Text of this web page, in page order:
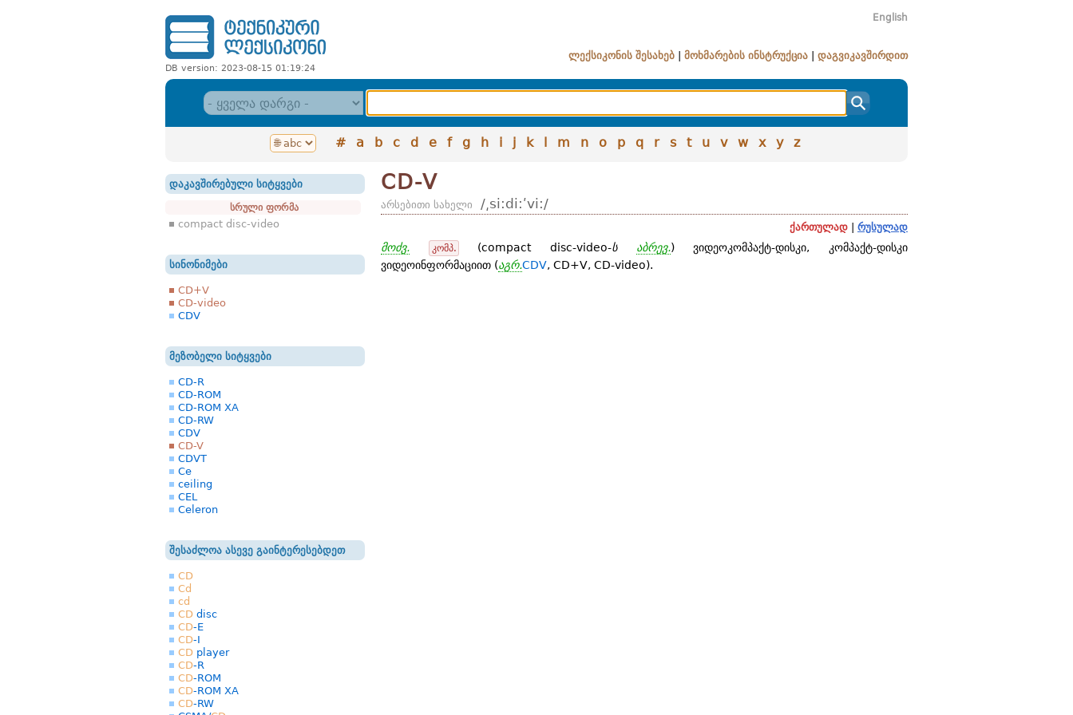
DB version: 2023-08-15 01:19:24
English
ლექსიკონის შესახებ მოხმარების ინსტრუქცია დაგვიკავშირდით
# a b c d e f g h i j k l m n o p q r s t u v w x y z
დაკავშირებული სიტყვები
სრული ფორმა
compact disc-video
სინონიმები
CD+V
CD-video
CDV
მეზობელი სიტყვები
CD-R
CD-ROM
CD-ROM XA
CD-RW
CDV
CD-V
CDVT
Ce
ceiling
CEL
Celeron
შესაძლოა ასევე გაინტერესებდეთ
CD
Cd
cd
CD disc
CD-E
CD-I
CD player
CD-R
CD-ROM
CD-ROM XA
CD-RW
CD-V
არსებითი სახელი /͵si:di:ʹvi:/
ქართულად რუსულად
მოძვ. კომპ. (compact disc-video-ს აბრევ.) ვიდეოკომპაქტ-დისკი, კომპაქტ-დისკი
ვიდეოინფორმაციით (აგრ.CDV, CD+V, CD-video).